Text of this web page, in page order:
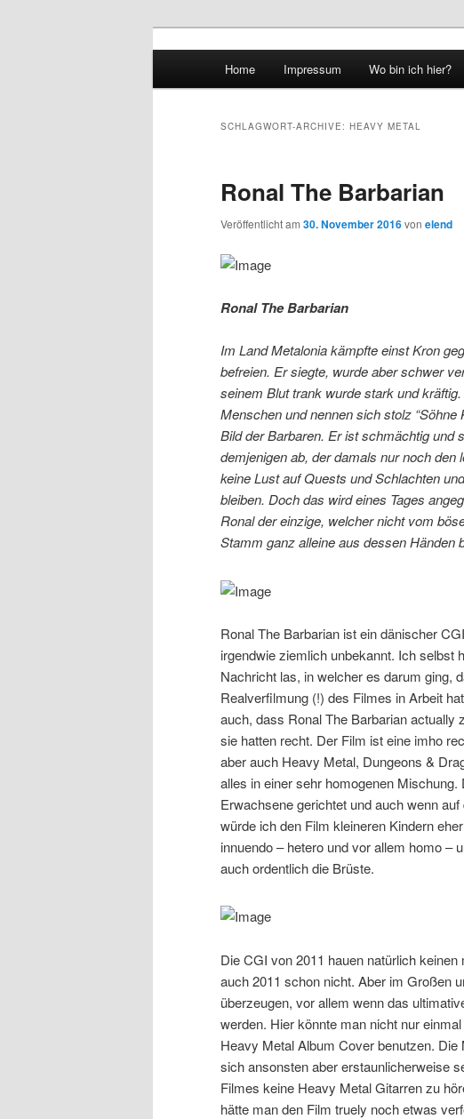
vidgames.de
Zum Inhalt wechseln
Zum sekundären Inhalt wechseln
Home Impressum Wo bin ich hier?
SCHLAGWORT-ARCHIVE: HEAVY METAL
Ronal The Barbarian
Veröffentlicht am 30. November 2016von elend
Ronal The Barbarian
Im Land Metalonia kämpfte einst Kron
befreien. Er siegte, wurde aber schwer
seinem Blut trank wurde stark und
Menschen und nennen sich stolz
Bild der Barbaren. Er ist schmächtig
demjenigen ab, der damals nur noch
keine Lust auf Quests und Schlachten
bleiben. Doch das wird eines Tages
Ronal der einzige, welcher nicht vom
Stamm ganz alleine aus dessen Händen
Ronal The Barbarian ist ein dänischer
irgendwie ziemlich unbekannt. Ich selbst
Nachricht las, in welcher es darum ging,
Realverfilmung (!) des Filmes in Arbeit
auch, dass Ronal The Barbarian actually
sie hatten recht. Der Film ist eine imho
aber auch Heavy Metal, Dungeons &
alles in einer sehr homogenen
Erwachsene gerichtet und auch wenn
würde ich den Film kleineren Kindern
innuendo – hetero und vor allem homo –
auch ordentlich die Brüste.
Die CGI von 2011 hauen natürlich
auch 2011 schon nicht. Aber im Großen
überzeugen, vor allem wenn das
werden. Hier könnte man nicht nur
Heavy Metal Album Cover benutzen.
sich ansonsten aber erstaunlicherweise
Filmes keine Heavy Metal Gitarren zu
hätte man den Film truely noch etwas